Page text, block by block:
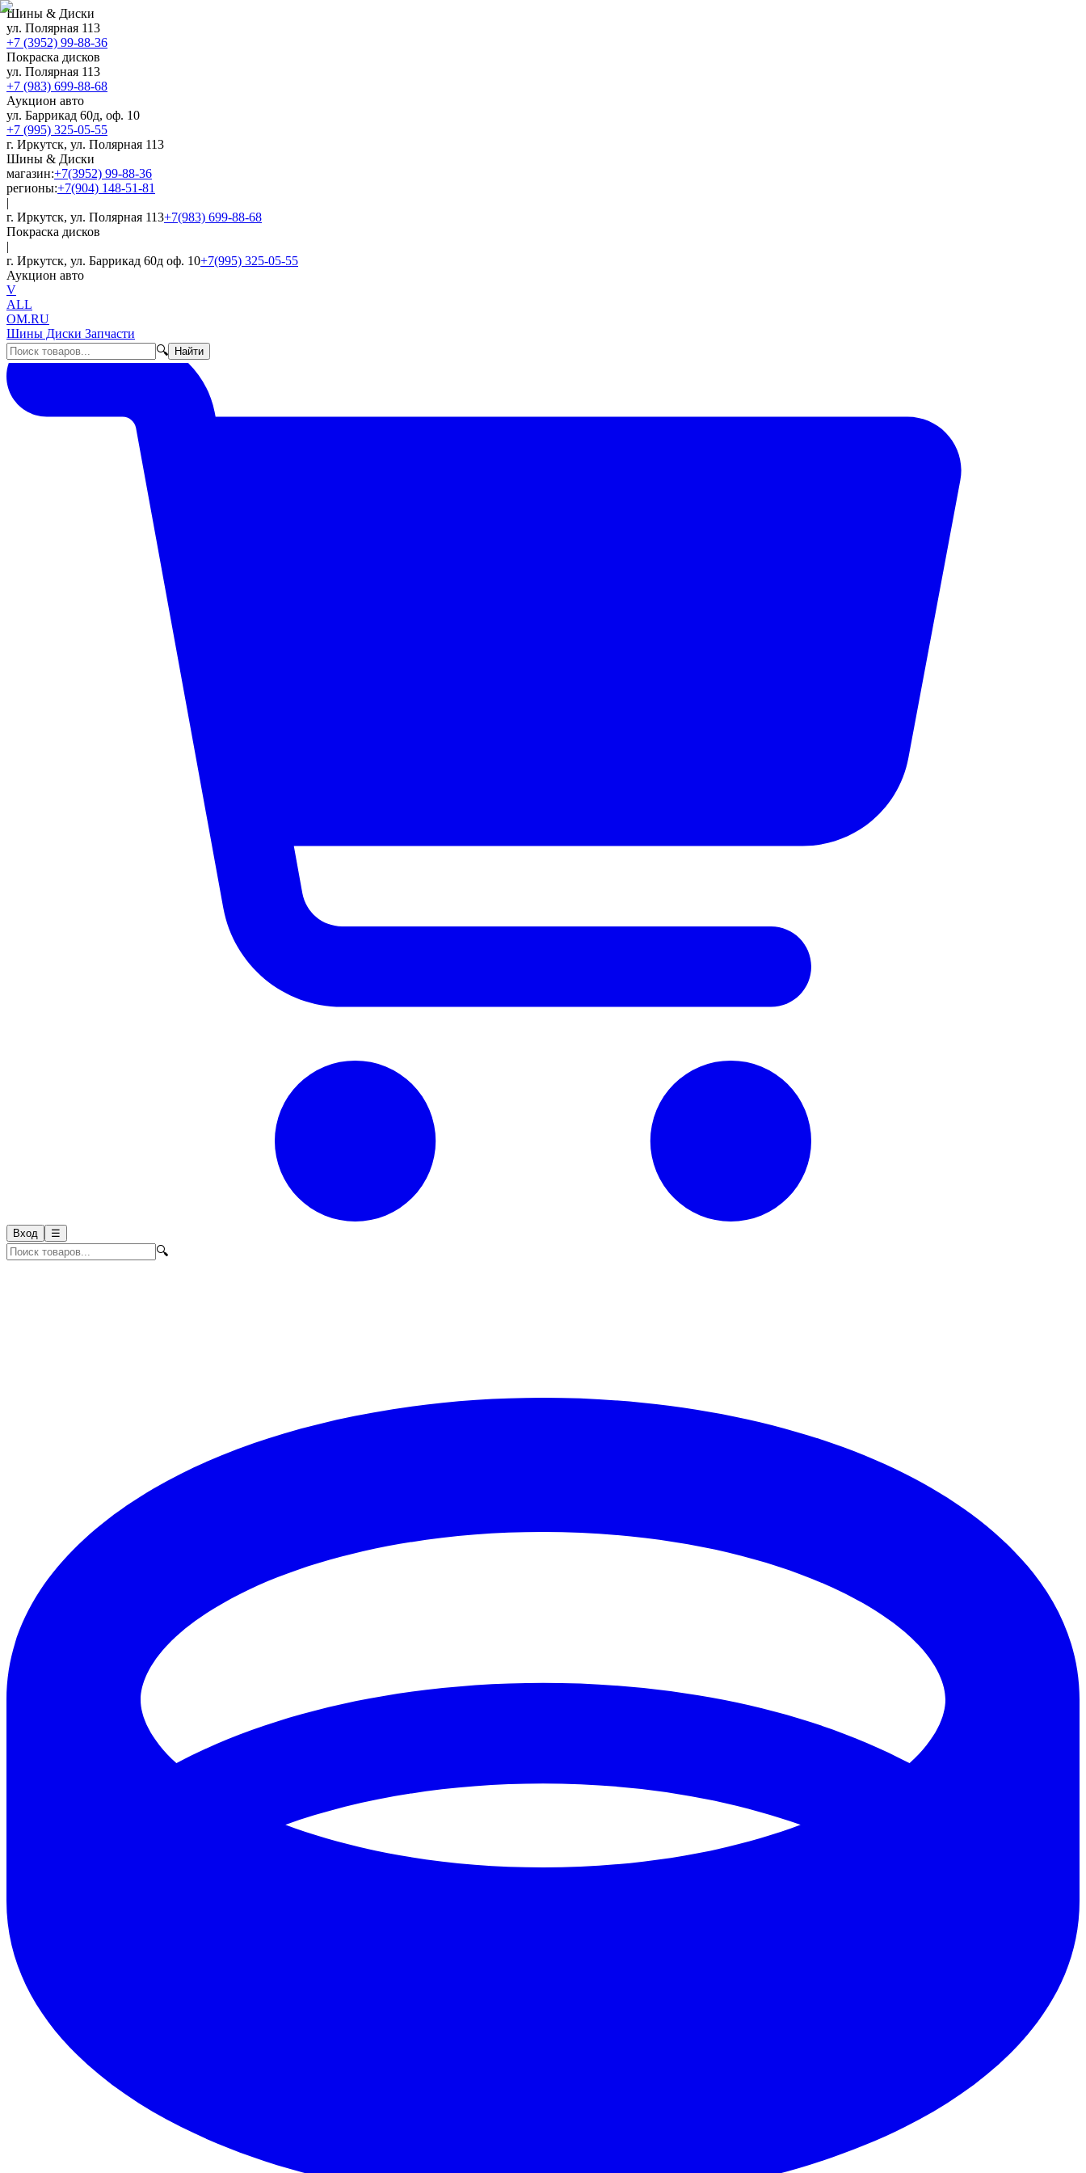
Шины & Диски
ул. Полярная 113
+7 (3952) 99-88-36
Покраска дисков
ул. Полярная 113
+7 (983) 699-88-68
Аукцион авто
ул. Баррикад 60д, оф. 10
+7 (995) 325-05-55
г. Иркутск, ул. Полярная 113
Шины & Диски
магазин:+7(3952) 99-88-36
регионы:+7(904) 148-51-81
|
г. Иркутск, ул. Полярная 113+7(983) 699-88-68
Покраска дисков
|
г. Иркутск, ул. Баррикад 60д оф. 10+7(995) 325-05-55
Аукцион авто
V
ALL
OM.RU
Шины Диски Запчасти
🔍
Найти
Вход ☰
🔍